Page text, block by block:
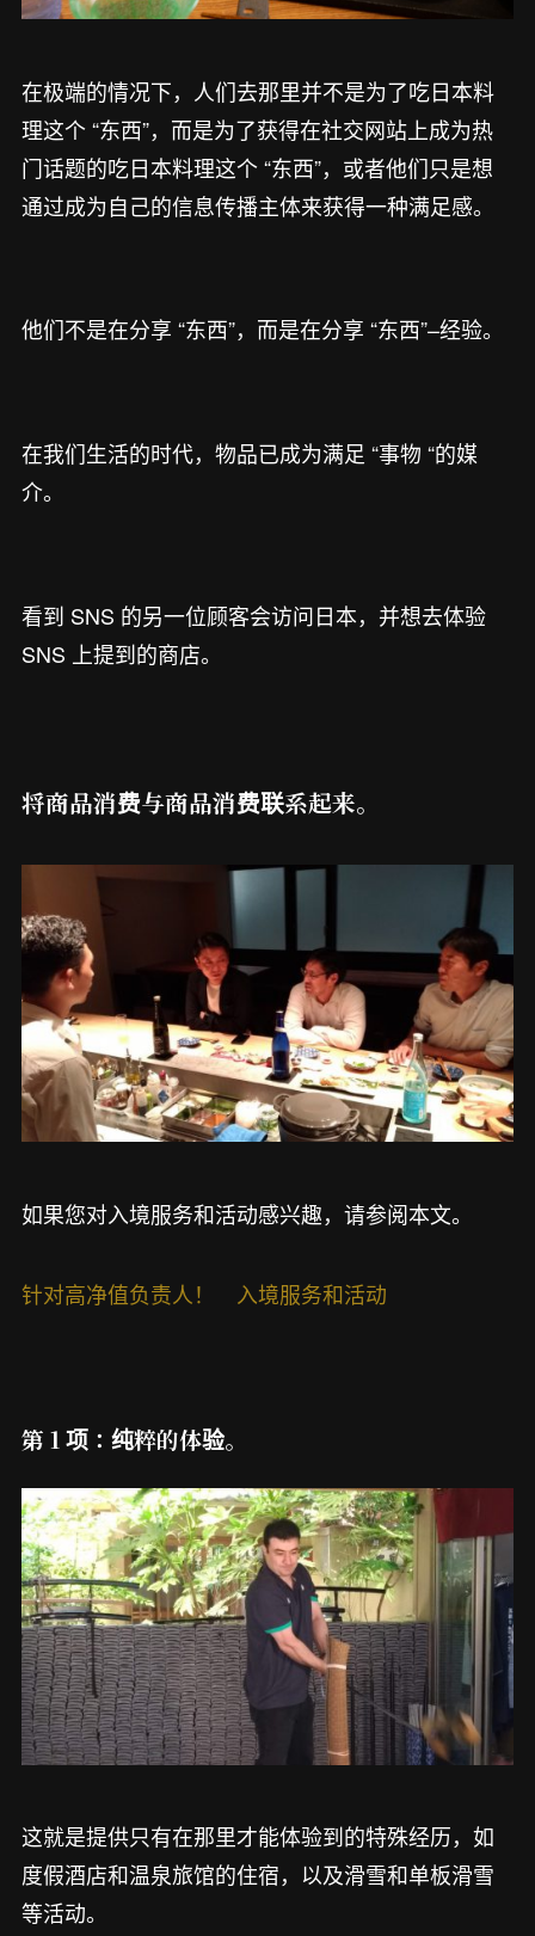
在极端的情况下，人们去那里并不是为了吃日本料
理这个 “东西”，而是为了获得在社交网站上成为热
门话题的吃日本料理这个 “东西”，或者他们只是想
通过成为自己的信息传播主体来获得一种满足感。
他们不是在分享 “东西”，而是在分享 “东西”–经验。
在我们生活的时代，物品已成为满足 “事物 “的媒
介。
看到 SNS 的另一位顾客会访问日本，并想去体验
SNS 上提到的商店。
将商品消费与商品消费联系起来。
如果您对入境服务和活动感兴趣，请参阅本文。
针对高净值负责人！ 入境服务和活动
第 1 项：纯粹的体验。
这就是提供只有在那里才能体验到的特殊经历，如
度假酒店和温泉旅馆的住宿，以及滑雪和单板滑雪
等活动。